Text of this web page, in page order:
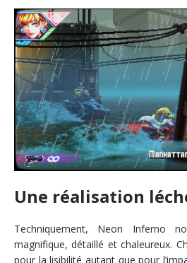
Une réalisation
Techniquement, Neon Inferno
magnifique, détaillé et chaleureux.
pour la lisibilité autant que pour